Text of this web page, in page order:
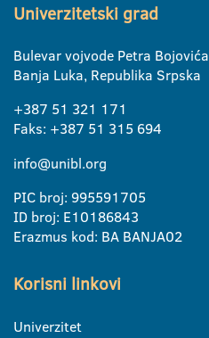
Univerzitetski grad
Bulevar vojvode Petra Bojovića
Banja Luka, Republika Srpska
+387 51 321 171
Faks: +387 51 315 694
info@unibl.org
PIC broj: 995591705
ID broj: E10186843
Erazmus kod: BA BANJA02
Korisni linkovi
Univerzitet